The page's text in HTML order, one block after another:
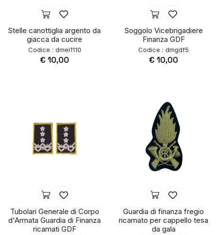
Stelle canottiglia argento da
giacca da cucire
Codice : dmei1110
€ 10,00
Soggolo Vicebrigadiere
Finanza GDF
Codice : dmgdf5
€ 10,00
Tubolari Generale di Corpo
d'Armata Guardia di Finanza
ricamati GDF
Guardia di finanza fregio
ricamato per cappello tesa
da gala